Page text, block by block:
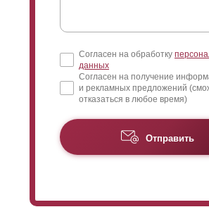
Согласен на обработку
данных
Согласен на получение
и рекламных предложений
отказаться в любое время)
Отправить